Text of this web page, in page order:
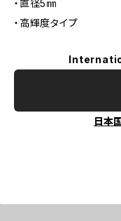
・直径5㎜
・高輝度タイプ
日本